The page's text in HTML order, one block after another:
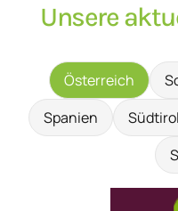
Unsere
Österreich
Spanien